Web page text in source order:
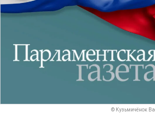
© Кузьмичёнок